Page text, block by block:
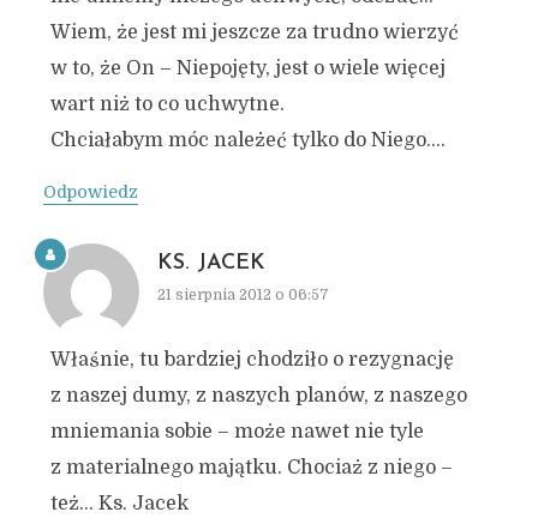
Wiem, że jest mi jeszcze za trudno wierzyć
w to, że On – Niepojęty, jest o wiele więcej
wart niż to co uchwytne.
Chciałabym móc należeć tylko do Niego….
Odpowiedz
KS. JACEK
21 sierpnia 2012 o 06:57
Właśnie, tu bardziej chodziło o rezygnację
z naszej dumy, z naszych planów, z naszego
mniemania sobie – może nawet nie tyle
z materialnego majątku. Chociaż z niego –
też… Ks. Jacek